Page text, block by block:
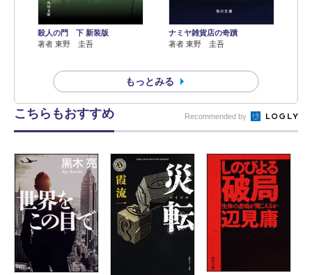
殺人の門 下 新装版
著者 東野 圭吾
ナミヤ雑貨店の奇蹟
著者 東野 圭吾
もっとみる
こちらもおすすめ Recommended by